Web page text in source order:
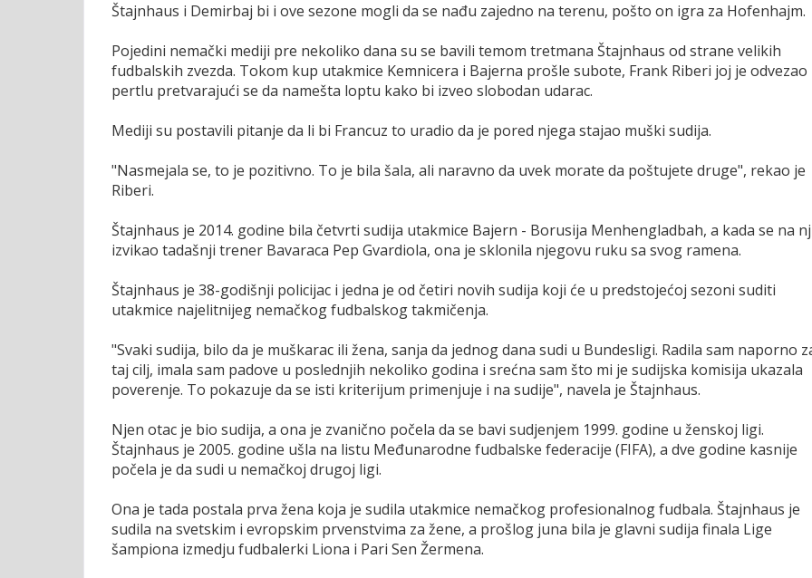
Štajnhaus i Demirbaj bi i ove sezone mogli da se nađu zajedno na terenu, pošto on igra za Hofenhajm.
Pojedini nemački mediji pre nekoliko dana su se bavili temom tretmana Štajnhaus od strane velikih
fudbalskih zvezda. Tokom kup utakmice Kemnicera i Bajerna prošle subote, Frank Riberi joj je odvezao
pertlu pretvarajući se da namešta loptu kako bi izveo slobodan udarac.
Mediji su postavili pitanje da li bi Francuz to uradio da je pored njega stajao muški sudija.
"Nasmejala se, to je pozitivno. To je bila šala, ali naravno da uvek morate da poštujete druge", rekao je
Riberi.
Štajnhaus je 2014. godine bila četvrti sudija utakmice Bajern - Borusija Menhengladbah, a kada se na
izvikao tadašnji trener Bavaraca Pep Gvardiola, ona je sklonila njegovu ruku sa svog ramena.
Štajnhaus je 38-godišnji policijac i jedna je od četiri novih sudija koji će u predstojećoj sezoni suditi
utakmice najelitnijeg nemačkog fudbalskog takmičenja.
"Svaki sudija, bilo da je muškarac ili žena, sanja da jednog dana sudi u Bundesligi. Radila sam naporno
taj cilj, imala sam padove u poslednjih nekoliko godina i srećna sam što mi je sudijska komisija ukazala
poverenje. To pokazuje da se isti kriterijum primenjuje i na sudije", navela je Štajnhaus.
Njen otac je bio sudija, a ona je zvanično počela da se bavi sudjenjem 1999. godine u ženskoj ligi.
Štajnhaus je 2005. godine ušla na listu Međunarodne fudbalske federacije (FIFA), a dve godine kasnije
počela je da sudi u nemačkoj drugoj ligi.
Ona je tada postala prva žena koja je sudila utakmice nemačkog profesionalnog fudbala. Štajnhaus je
sudila na svetskim i evropskim prvenstvima za žene, a prošlog juna bila je glavni sudija finala Lige
šampiona izmedju fudbalerki Liona i Pari Sen Žermena.